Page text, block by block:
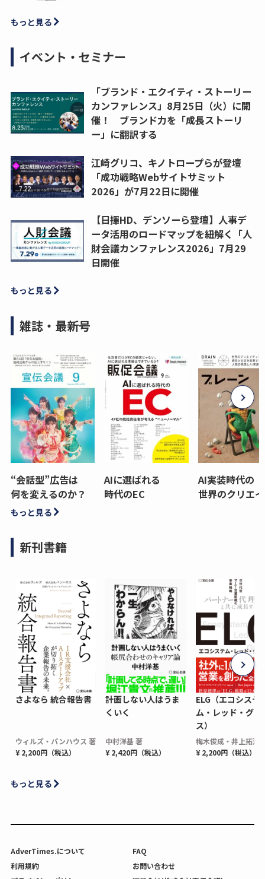
もっと見る
イベント・セミナー
「ブランド・エクイティ・ストーリー
カンファレンス」8月25日（火）に開
催！ ブランド力を「成長ストーリ
ー」に翻訳する
江崎グリコ、キノトロープらが登壇
「成功戦略Webサイトサミット
2026」が7月22日に開催
【日揮HD、デンソーら登壇】人事デ
ータ活用のロードマップを紐解く「人
財会議カンファレンス2026」7月29
日開催
もっと見る
雑誌・最新号
“会話型”広告は
何を変えるのか？
AIに選ばれる
時代のEC
AI実装時代の
世界のクリエ
もっと見る
新刊書籍
さよなら 統合報告書
ウィルズ・パンハウス 著
¥ 2,200円（税込）
計画しない人はうま
くいく
中村洋基 著
¥ 2,420円（税込）
ELG（エコシステ
ム・レッド・グロ
ス）
梅木俊成・井上拓海
¥ 2,200円（税込）
もっと見る
AdverTimes.について
FAQ
利用規約
お問い合わせ